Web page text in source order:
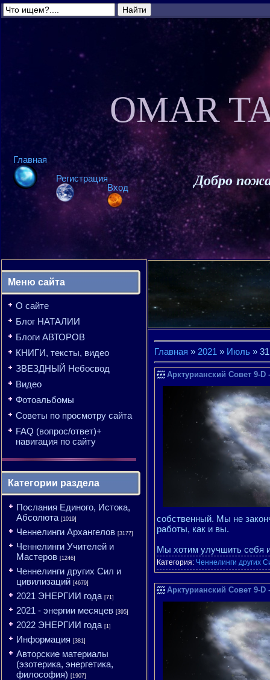
Главная
Регистрация
Вход
OMAR
Добро
Меню сайта
О сайте
Блог НАТАЛИИ
Блоги АВТОРОВ
КНИГИ, тексты, видео
ЗВЕЗДНЫЙ Небосвод
Видео
Фотоальбомы
Советы по просмотру сайта
FAQ (вопрос/ответ)+
навигация по сайту
Категории раздела
Послания Единого, Истока,
Абсолюта [1019]
Ченнелинги Архангелов [3177]
Ченнелинги Учителей и
Мастеров [1246]
Ченнелинги других Сил и
цивилизаций [4679]
2021 ЭНЕРГИИ года [71]
2021 - энергии месяцев [395]
2022 ЭНЕРГИИ года [1]
Информация [381]
Авторские материалы
(эзотерика, энергетика,
философия) [1907]
Главная » 2021 » Июль » 31
Арктурианский Совет 9-
собственный. Мы не
работы, как и вы.
Мы хотим улучшить себя
Категория: Ченнелинги других
Арктурианский Совет 9-